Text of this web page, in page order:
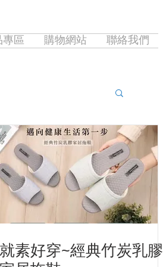
專區 購物網站 聯絡我們
就素好穿~經典竹炭乳膠